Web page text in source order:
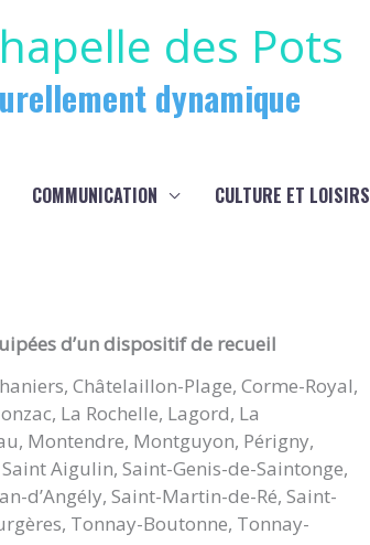
des Pots
dynamique
COMMUNICATION CULTURE ET LOISIRS
d’un dispositif de recueil
Châtelaillon-Plage, Corme-Royal,
La Rochelle, Lagord, La
Montendre, Montguyon, Périgny,
Aigulin, Saint-Genis-de-Saintonge,
d’Angély, Saint-Martin-de-Ré, Saint-
Tonnay-Boutonne, Tonnay-